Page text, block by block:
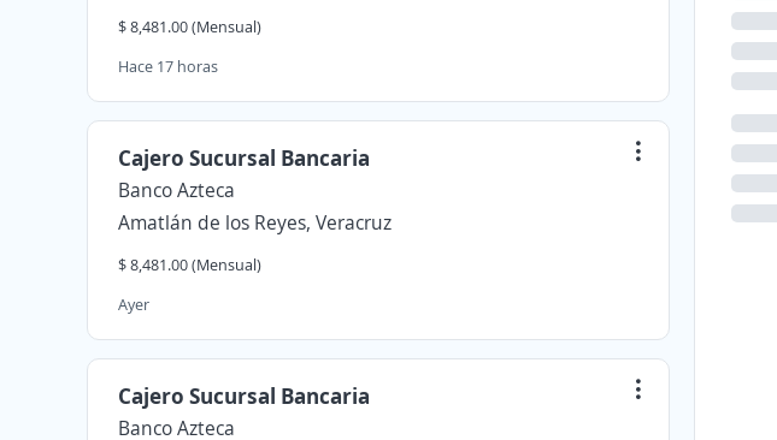
$ 8,481.00 (Mensual)
Hace 17 horas
Cajero Sucursal Bancaria
Banco Azteca
Amatlán de los Reyes, Veracruz
$ 8,481.00 (Mensual)
Ayer
Cajero Sucursal Bancaria
Banco Azteca